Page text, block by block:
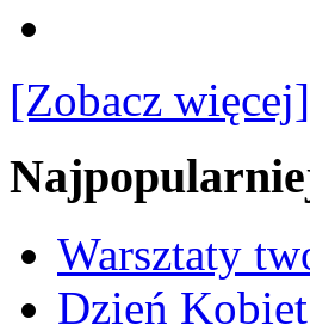
[Zobacz więcej]
Warsztaty
Dzień